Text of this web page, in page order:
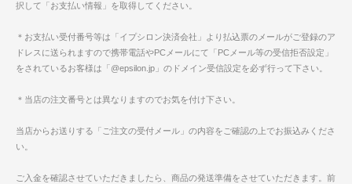
択して「お支払い情報」を取得してください。
＊お支払い受付番号等は「イプシロン決済会社」より払込票のメールがご登録のア
ドレスに送られますので携帯電話やPCメールにて「PCメール等の受信拒否設定」
をされているお客様は「@epsilon.jp」のドメイン受信設定を必ず行って下さい。
＊当店の注文番号とは異なりますのでお気を付け下さい。
当店からお送りする「ご注文の受付メール」の内容をご確認の上でお振込みくださ
い。
ご入金を確認させていただきましたら、商品の発送準備をさせていただきます。前